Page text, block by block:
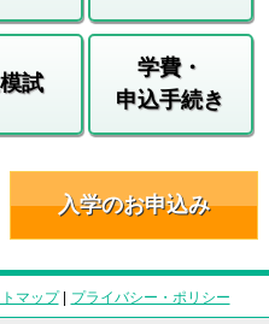
試
学費・
申込手続き
入学のお申込み
マップ| プライバシー・ポリシー